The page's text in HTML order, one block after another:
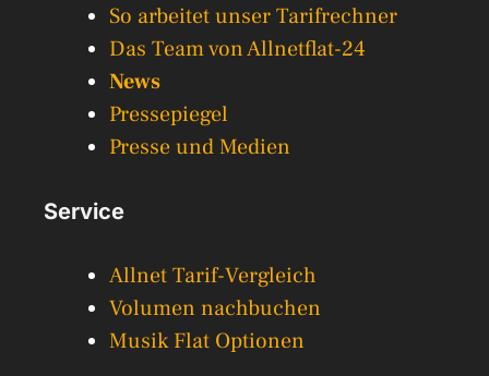
So arbeitet unser Tarifrechner
Das Team von Allnetflat-24
News
Pressepiegel
Presse und Medien
Service
Allnet Tarif-Vergleich
Volumen nachbuchen
Musik Flat Optionen